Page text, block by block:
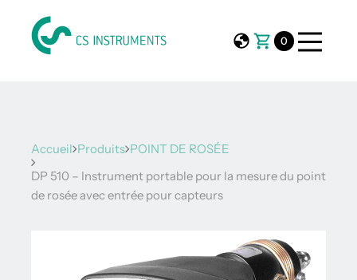
0
Accueil Produits POINT DE ROSÉE
DP 510 – Instrument portable pour la mesure du point
de rosée avec entrée pour capteurs